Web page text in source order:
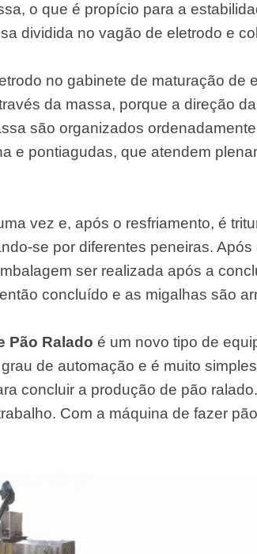
o que é propício para a
dividida no vagão de eletrodo e
no gabinete de maturação de
da massa, porque a direção
são organizados
e pontiagudas, que atendem
vez e, após o resfriamento, é
se por diferentes peneiras.
ser realizada após a
concluído e as migalhas são
Pão Ralado é um novo tipo de
de automação e é muito
concluir a produção de pão
Com a máquina de fazer